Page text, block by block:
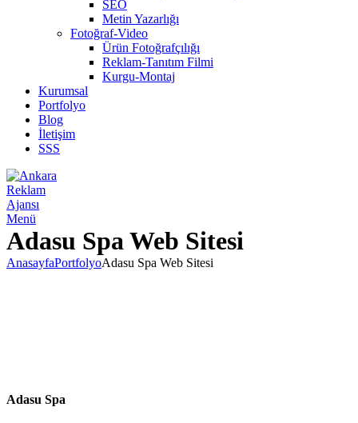
SEO
Metin Yazarlığı
Fotoğraf-Video
Ürün Fotoğrafçılığı
Reklam-Tanıtım Filmi
Kurgu-Montaj
Kurumsal
Portfolyo
Blog
İletişim
SSS
Menü
Adasu Spa Web Sitesi
AnasayfaPortfolyoAdasu Spa Web Sitesi
Adasu Spa